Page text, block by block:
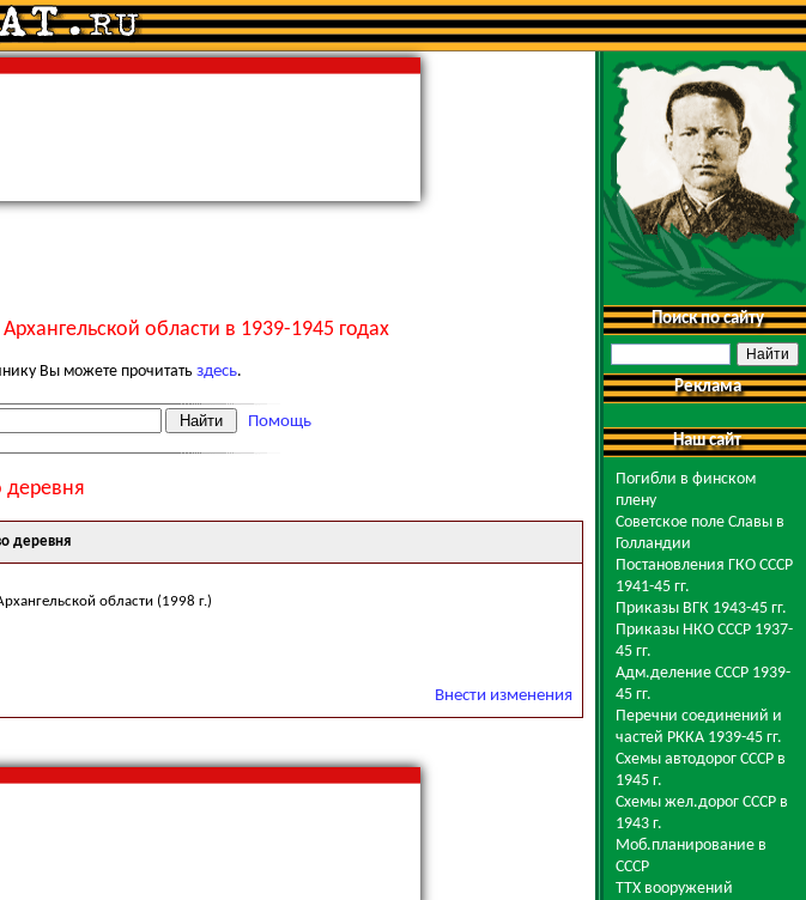
области в 1939-1945 годах
Вы можете прочитать здесь.
Помощь
деревня
области (1998 г.)
Внести изменения
Поиск по сайту
Реклама
Наш сайт
Погибли в финском
плену
Советское поле Славы в
Голландии
Постановления ГКО СССР
1941-45 гг.
Приказы ВГК 1943-45 гг.
Приказы НКО СССР 1937-
45 гг.
Адм.деление СССР 1939-
45 гг.
Перечни соединений и
частей РККА 1939-45 гг.
Схемы автодорог СССР в
1945 г.
Схемы жел.дорог СССР в
1943 г.
Моб.планирование в
СССР
ТТХ вооружений